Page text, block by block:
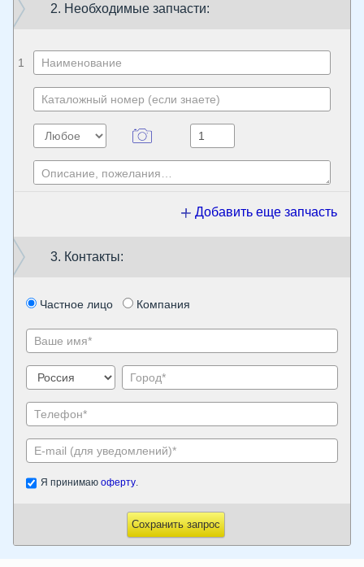
2. Необходимые запчасти:
1
Добавить еще запчасть
3. Контакты:
Частное лицо Компания
Я принимаю оферту.
Сохранить запрос